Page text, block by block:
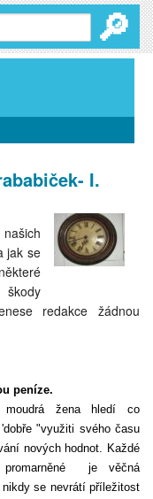
🔎
I.
jak se
redakce žádnou
peníze.
moudrá žena hledí co
"využiti svého času
nových hodnot. Každé
je věčná
nikdy se nevrátí příležitost